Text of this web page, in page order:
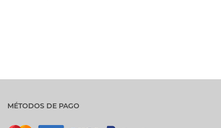
MÉTODOS DE PAGO